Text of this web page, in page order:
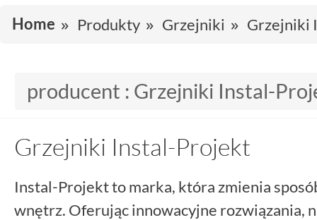
Home Produkty Grzejniki Grzejniki
producent : Grzejniki Instal-
Grzejniki Instal-Projekt
Instal-Projekt to marka, która zmienia
wnętrz. Oferując innowacyjne rozwiązania,